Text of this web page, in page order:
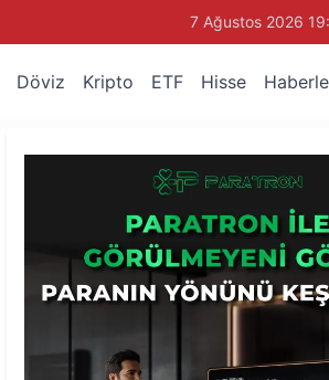
7 Ağustos 2026
Döviz Kripto ETF Hisse